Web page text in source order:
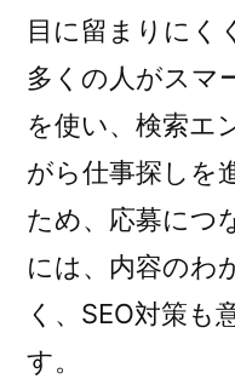
目に留まりにく
多くの人がスマ
を使い、検索エ
がら仕事探しを
ため、応募につ
には、内容のわ
く、SEO対策も
す。